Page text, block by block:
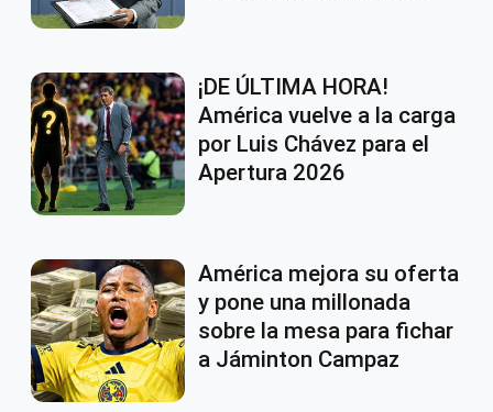
¡DE ÚLTIMA HORA!
América vuelve a la carga
por Luis Chávez para el
Apertura 2026
América mejora su oferta
y pone una millonada
sobre la mesa para fichar
a Jáminton Campaz